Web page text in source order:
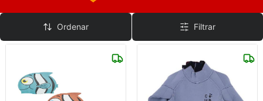
Traje De Baño
Ordenar Filtrar